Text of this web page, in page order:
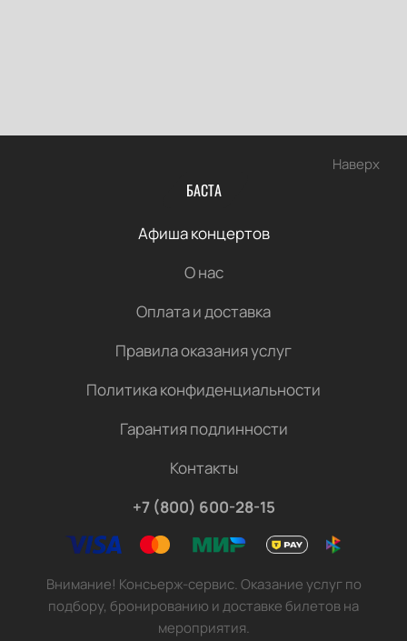
Наверх
БАСТА
Афиша концертов
О нас
Оплата и доставка
Правила оказания услуг
Политика конфиденциальности
Гарантия подлинности
Контакты
+7 (800) 600-28-15
Внимание! Консьерж-сервис. Оказание услуг по
подбору, бронированию и доставке билетов на
мероприятия.